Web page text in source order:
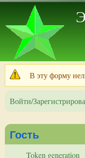
В эту форму
Войти/
Гость
Token generation